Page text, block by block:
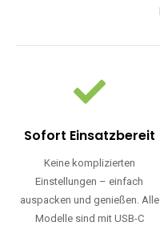
Sofort Einsatzbereit
Keine komplizierten
Einstellungen – einfach
auspacken und genießen. Alle
Modelle sind mit USB-C